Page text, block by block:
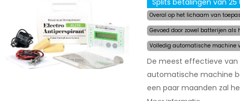
Overal op het lichaam van
Gevoed door zowel batterijen als
Volledig automatische machine
De meest effectieve van
automatische machine
een paar maanden zal